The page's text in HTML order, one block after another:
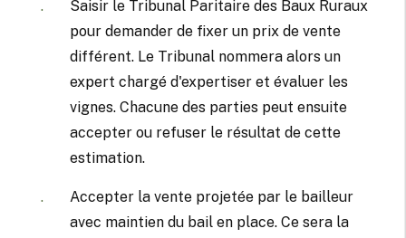
Saisir le Tribunal Paritaire des Baux Ruraux
pour demander de fixer un prix de vente
différent. Le Tribunal nommera alors un
expert chargé d'expertiser et évaluer les
vignes. Chacune des parties peut ensuite
accepter ou refuser le résultat de cette
estimation.
Accepter la vente projetée par le bailleur
avec maintien du bail en place. Ce sera la